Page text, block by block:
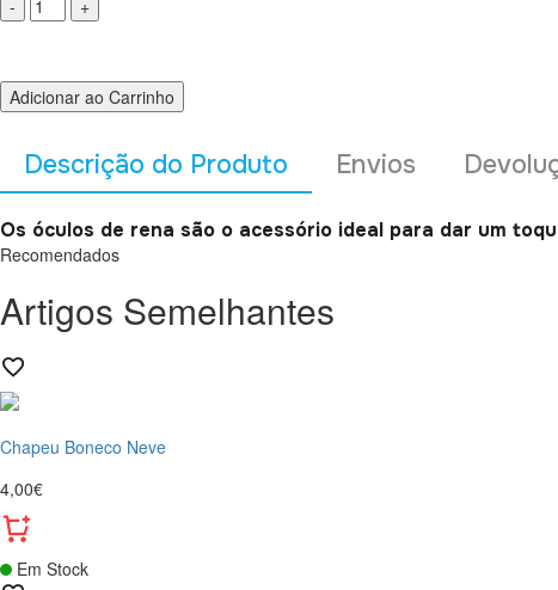
Adicionar ao Carrinho
Descrição do Produto Envios
Os óculos de rena são o acessório ideal para dar um
Recomendados
Artigos Semelhantes
Chapeu Boneco Neve
4,00€
Em Stock